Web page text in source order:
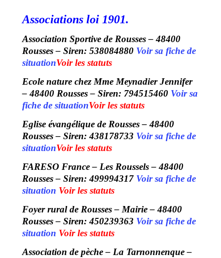
Associations loi 1901.
Association Sportive de Rousses – 48400
Rousses – Siren: 538084880 Voir sa fiche de
situationVoir les statuts
Ecole nature chez Mme Meynadier Jennifer
– 48400 Rousses – Siren: 794515460 Voir sa
fiche de situationVoir les statuts
Eglise évangélique de Rousses – 48400
Rousses – Siren: 438178733 Voir sa fiche de
situationVoir les statuts
FARESO France – Les Roussels – 48400
Rousses – Siren: 499994317 Voir sa fiche de
situation Voir les statuts
Foyer rural de Rousses – Mairie – 48400
Rousses – Siren: 450239363 Voir sa fiche de
situation Voir les statuts
Association de pèche – La Tarnonnenque –